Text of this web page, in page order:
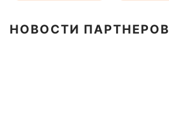
НОВОСТИ ПАРТНЕРОВ